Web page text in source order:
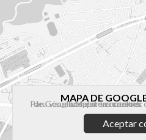
MAPA DE
Para visualizar este contenido debes aceptar las cookies de Google Maps en nuestro
o aceptar las
Aceptar